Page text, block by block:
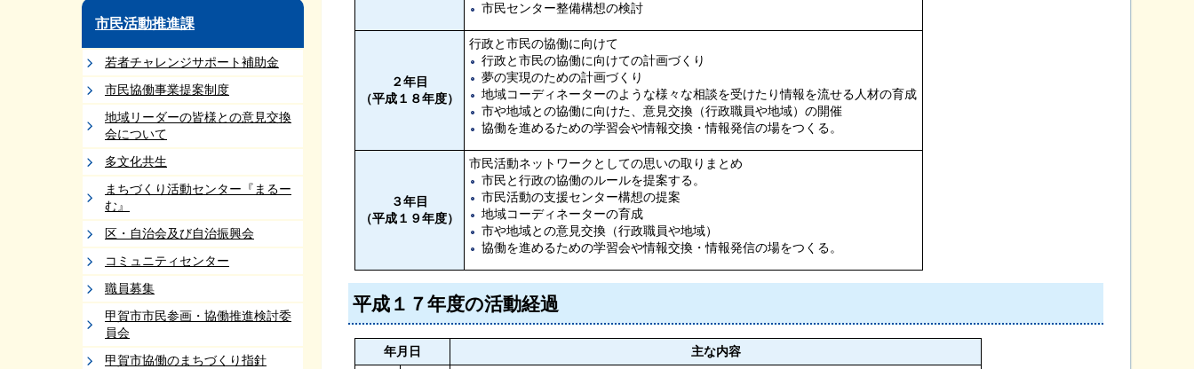
市民活動推進課
若者チャレンジサポート補助金
市民協働事業提案制度
地域リーダーの皆様との意見交換
会について
多文化共生
まちづくり活動センター『まるー
む』
区・自治会及び自治振興会
コミュニティセンター
職員募集
甲賀市市民参画・協働推進検討委
員会
甲賀市協働のまちづくり指針
市民センター整備構想の検討
２年目
（平成１８年度）
行政と市民の協働に向けて
行政と市民の協働に向けての計画づくり
夢の実現のための計画づくり
地域コーディネーターのような様々な相談を受けたり情報を流せる人材の育成
市や地域との協働に向けた、意見交換（行政職員や地域）の開催
協働を進めるための学習会や情報交換・情報発信の場をつくる。
３年目
（平成１９年度）
市民活動ネットワークとしての思いの取りまとめ
市民と行政の協働のルールを提案する。
市民活動の支援センター構想の提案
地域コーディネーターの育成
市や地域との意見交換（行政職員や地域）
協働を進めるための学習会や情報交換・情報発信の場をつくる。
平成１７年度の活動経過
年月日 主な内容